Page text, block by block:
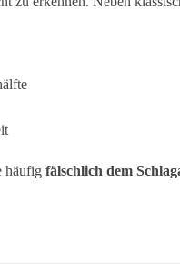
häufig fälschlich dem